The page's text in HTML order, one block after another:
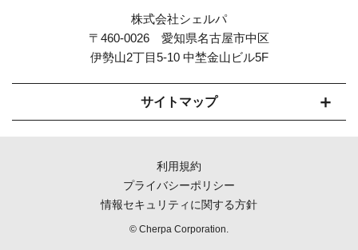
株式会社シェルパ
〒460-0026 愛知県名古屋市中区
伊勢山2丁目5-10 中埜金山ビル5F
サイトマップ
利用規約
プライバシーポリシー
情報セキュリティに関する方針
© Cherpa Corporation.